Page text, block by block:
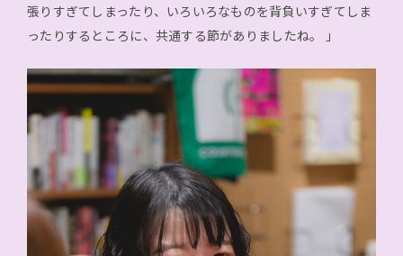
張りすぎてしまったり、いろいろなものを背負いすぎてしま
ったりするところに、共通する節がありましたね。 」